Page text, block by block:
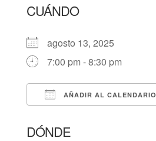
CUÁNDO
agosto 13, 2025
7:00 pm - 8:30 pm
AÑADIR AL CALENDARIO
DÓNDE